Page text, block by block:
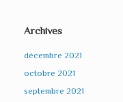
Archives
décembre 2021
octobre 2021
septembre 2021